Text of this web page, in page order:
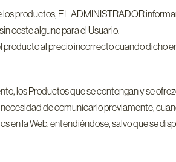
productos, EL ADMINISTRADOR
coste alguno para el Usuario.
al precio incorrecto cuando dicho
los Productos que se contengan y se
de comunicarlo previamente,
la Web, entendiéndose, salvo que se